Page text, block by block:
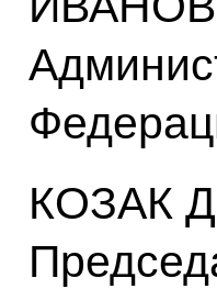
КОЗАК